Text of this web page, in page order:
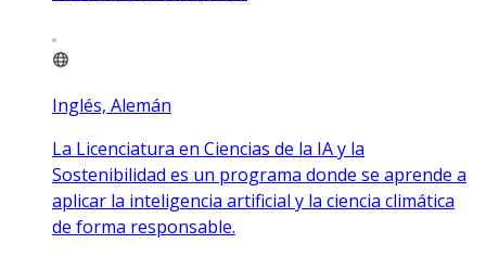
Inglés, Alemán
La Licenciatura en Ciencias de la IA y la
Sostenibilidad es un programa donde se aprende a
aplicar la inteligencia artificial y la ciencia climática
de forma responsable.